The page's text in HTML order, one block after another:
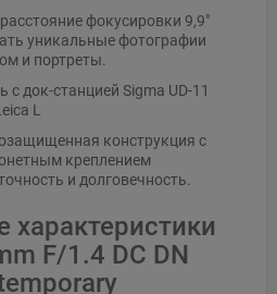
фокусировки 9,9"
уникальные фотографии
и портреты.
с док-станцией Sigma UD-11
L
конструкция с
креплением
и долговечность.
характеристики
F/1.4 DC DN